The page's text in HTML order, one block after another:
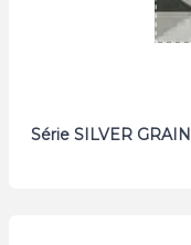
Série SILVER GRAIN